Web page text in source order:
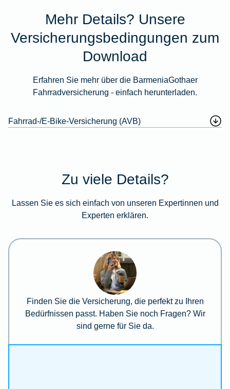
Mehr Details? Unsere
Versicherungsbedingungen zum
Download
Erfahren Sie mehr über die BarmeniaGothaer
Fahrradversicherung - einfach herunterladen.
Fahrrad-/E-Bike-Versicherung (AVB)
Zu viele Details?
Lassen Sie es sich einfach von unseren Expertinnen und
Experten erklären.
Finden Sie die Versicherung, die perfekt zu Ihren
Bedürfnissen passt. Haben Sie noch Fragen? Wir
sind gerne für Sie da.